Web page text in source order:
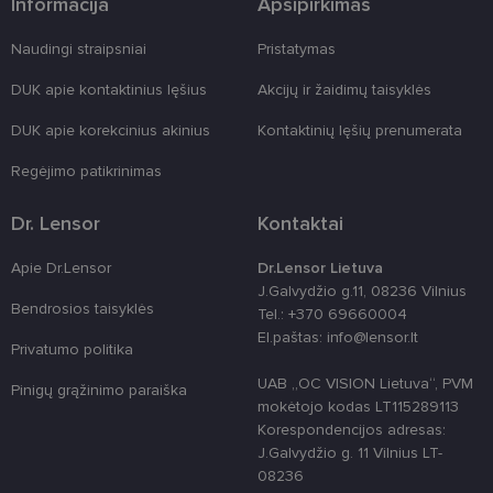
Informacija
Naudingi straipsniai
DUK apie kontaktinius lęšius
DUK apie korekcinius akinius
Regėjimo patikrinimas
Apsipirkimas
Pristatymas
Akcijų ir žaidimų taisyklės
Kontaktinių lęšių prenumerata
Dr. Lensor
Apie Dr.Lensor
Bendrosios taisyklės
Privatumo politika
Pinigų grąžinimo paraiška
Kontaktai
Dr.Lensor Lietuva
J.Galvydžio g.11, 08236 Vilnius
Tel.: +370 69660004
El.paštas: info@lensor.lt
UAB „OC VISION Lietuva“, PVM
mokėtojo kodas LT115289113
Korespondencijos adresas:
J.Galvydžio g. 11 Vilnius LT-
08236
shipping_country
www.lensor.lt
1 metai
clientId
www.lensor.lt 1 metai
Slapukas
Patobulinant
naudojama
vartotojo
patirčiai
CookieScript
www.lensor.lt
11 mėnesį
Šį slapuką